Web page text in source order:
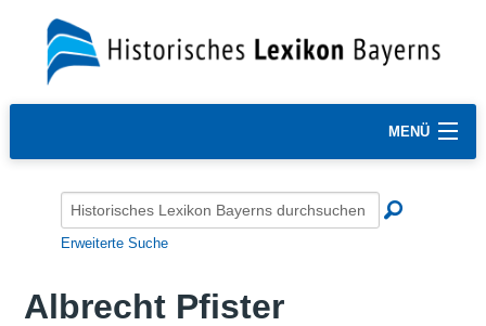
MENÜ
Erweiterte Suche
Albrecht Pfister